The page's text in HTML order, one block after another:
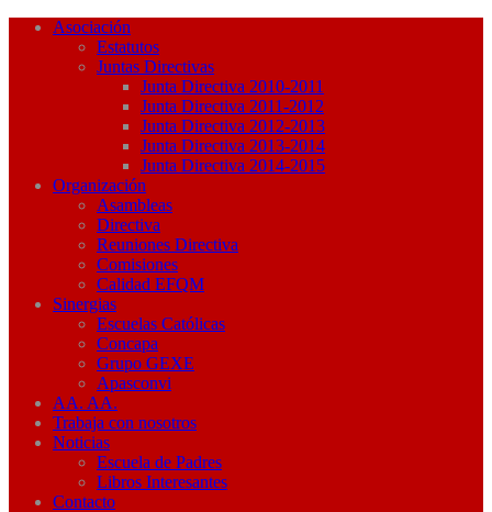
Asociación
Estatutos
Juntas Directivas
Junta Directiva 2010-2011
Junta Directiva 2011-2012
Junta Directiva 2012-2013
Junta Directiva 2013-2014
Junta Directiva 2014-2015
Organización
Asambleas
Directiva
Reuniones Directiva
Comisiones
Calidad EFQM
Sinergias
Escuelas Católicas
Concapa
Grupo GEXE
Apasconvi
AA. AA.
Trabaja con nosotros
Noticias
Escuela de Padres
Libros Interesantes
Contacto